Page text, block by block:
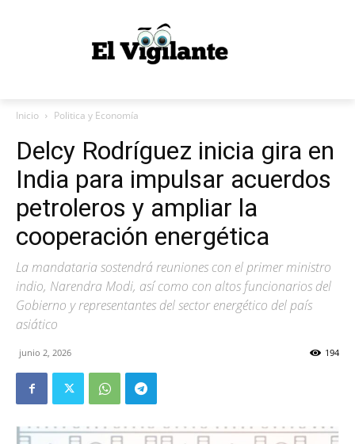
Inicio Politica y Economía
Delcy Rodríguez inicia gira en
India para impulsar acuerdos
petroleros y ampliar la
cooperación energética
La mandataria sostendrá reuniones con el primer ministro
indio, Narendra Modi, así como con altos funcionarios del
Gobierno y representantes del sector energético del país
asiático
junio 2, 2026 194